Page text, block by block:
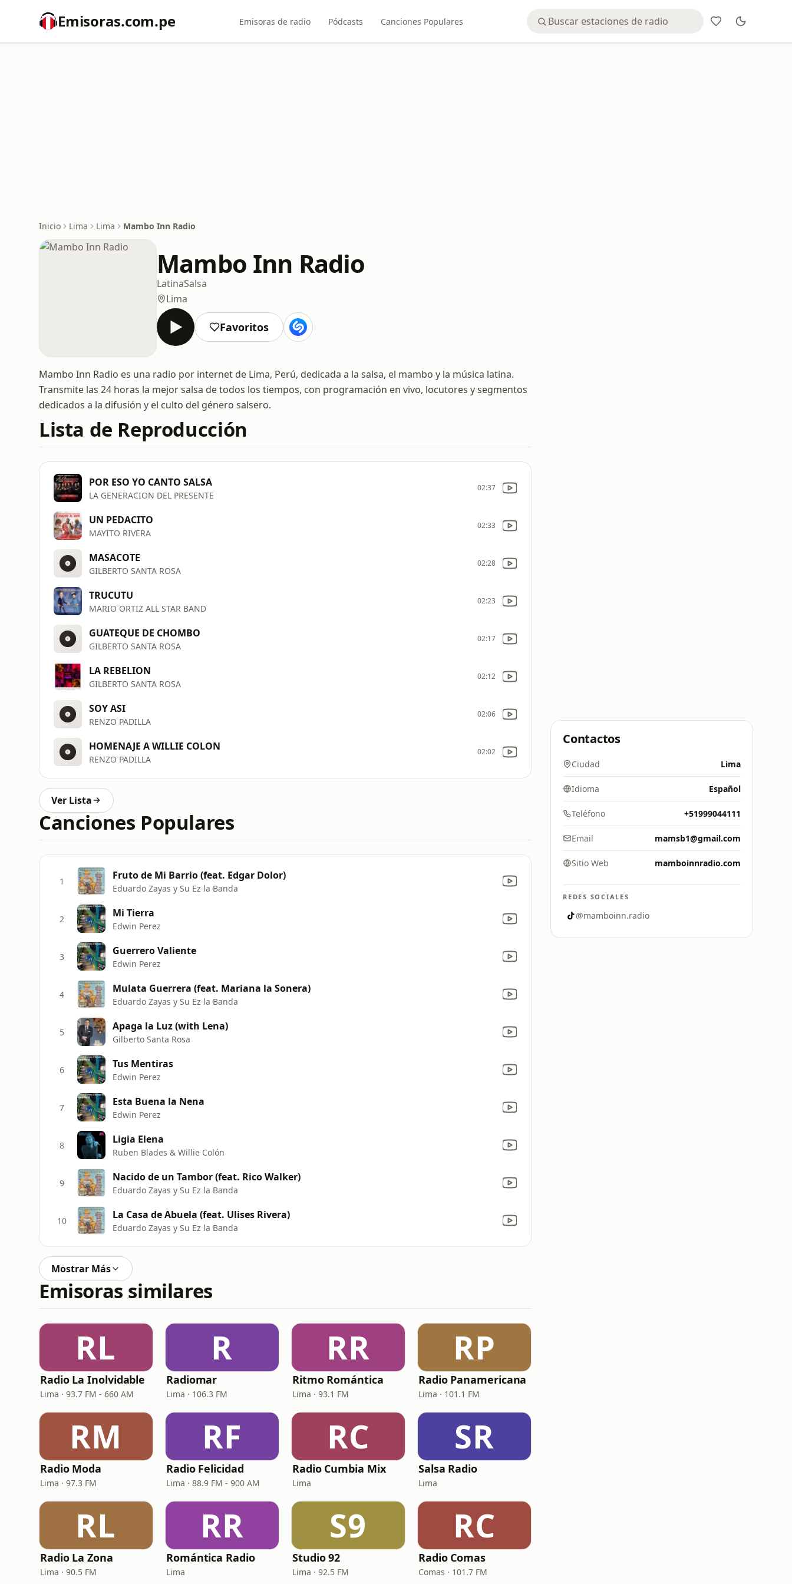
Emisoras.com.pe Emisoras de radio Pódcasts Canciones Populares
Inicio Lima Lima Mambo Inn Radio
Mambo Inn Radio
LatinaSalsa
Lima
Favoritos
Mambo Inn Radio es una radio por internet de Lima, Perú, dedicada a la salsa, el mambo y la música latina.
Transmite las 24 horas la mejor salsa de todos los tiempos, con programación en vivo, locutores y segmentos
dedicados a la difusión y el culto del género salsero.
Lista de Reproducción
POR ESO YO CANTO SALSA
LA GENERACION DEL PRESENTE
02:37
UN PEDACITO
MAYITO RIVERA
02:33
MASACOTE
GILBERTO SANTA ROSA
02:28
TRUCUTU
MARIO ORTIZ ALL STAR BAND
02:23
GUATEQUE DE CHOMBO
GILBERTO SANTA ROSA
02:17
LA REBELION
GILBERTO SANTA ROSA
02:12
SOY ASI
RENZO PADILLA
02:06
HOMENAJE A WILLIE COLON
RENZO PADILLA
02:02
Ver Lista
Canciones Populares
1 Fruto de Mi Barrio (feat. Edgar Dolor)
Eduardo Zayas y Su Ez la Banda
2 Mi Tierra
Edwin Perez
3 Guerrero Valiente
Edwin Perez
4 Mulata Guerrera (feat. Mariana la Sonera)
Eduardo Zayas y Su Ez la Banda
5 Apaga la Luz (with Lena)
Gilberto Santa Rosa
6 Tus Mentiras
Edwin Perez
7 Esta Buena la Nena
Edwin Perez
8 Ligia Elena
Ruben Blades & Willie Colón
9 Nacido de un Tambor (feat. Rico Walker)
Eduardo Zayas y Su Ez la Banda
10 La Casa de Abuela (feat. Ulises Rivera)
Eduardo Zayas y Su Ez la Banda
Mostrar Más
Emisoras similares
RL
Radio La Inolvidable
Lima · 93.7 FM - 660 AM
R
Radiomar
Lima · 106.3 FM
RR
Ritmo Romántica
Lima · 93.1 FM
RP
Radio Panamericana
Lima · 101.1 FM
RM
Radio Moda
Lima · 97.3 FM
RF
Radio Felicidad
Lima · 88.9 FM - 900 AM
RC
Radio Cumbia Mix
Lima
SR
Salsa Radio
Lima
RL
Radio La Zona
Lima · 90.5 FM
RR
Romántica Radio
Lima
S9
Studio 92
Lima · 92.5 FM
RC
Radio Comas
Comas · 101.7 FM
Contactos
Ciudad Lima
Idioma Español
Teléfono +51999044111
Email mamsb1@gmail.com
Sitio Web mamboinnradio.com
REDES SOCIALES
@mamboinn.radio